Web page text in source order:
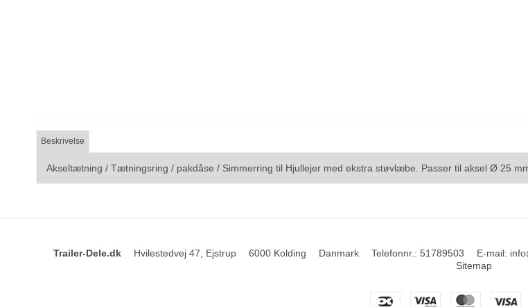
Beskrivelse
Akseltætning / Tætningsring / pakdåse / Simmerring til Hjullejer med ekstra støvlæbe. Passer til aksel Ø 25
Trailer-Dele.dk Hvilestedvej 47, Ejstrup 6000 Kolding Danmark Telefonnr.: 51789503 E-mail:
Sitemap